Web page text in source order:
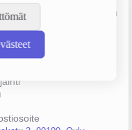
Lähde: YTJ, PRH, Traficom